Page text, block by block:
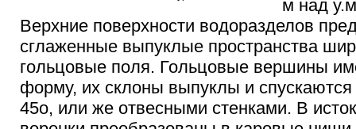
м над
Верхние поверхности водоразделов
сглаженные выпуклые пространства
гольцовые поля. Гольцовые вершины
форму, их склоны выпуклы и
45о, или же отвесными стенками. В